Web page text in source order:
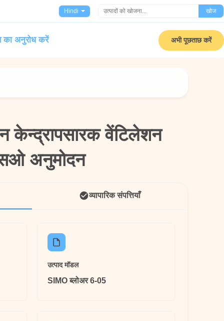
Hindi खोज
का अनुरोध करें अभी पूछताछ करें
केन्द्रापसारक वेंटिलेशन
अनुमोदन
केन्द्रापसारक वेंटिलेशन
अनुमोदन
व्यापारिक संपत्तियाँ
उत्पाद मॉडल
SIMO ब्लोअर 6-05